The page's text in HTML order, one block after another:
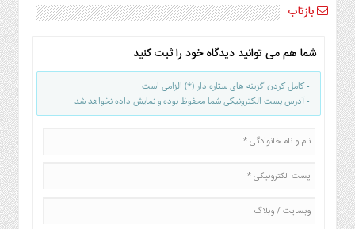
بازتاب
شما هم می توانید دیدگاه خود را ثبت کنید
- کامل کردن گزینه های ستاره دار (*) الزامی است
- آدرس پست الکترونیکی شما محفوظ بوده و نمایش داده نخواهد شد